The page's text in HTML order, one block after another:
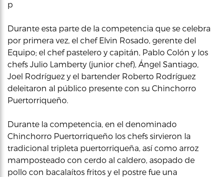
p
Durante esta parte de la competencia que se celebra
por primera vez, el chef Elvin Rosado, gerente del
Equipo; el chef pastelero y capitán, Pablo Colón y los
chefs Julio Lamberty (junior chef), Ángel Santiago,
Joel Rodríguez y el bartender Roberto Rodríguez
deleitaron al público presente con su Chinchorro
Puertorriqueño.
Durante la competencia, en el denominado
Chinchorro Puertorriqueño los chefs sirvieron la
tradicional tripleta puertorriqueña, así como arroz
mamposteado con cerdo al caldero, asopado de
pollo con bacalaítos fritos y el postre fue una